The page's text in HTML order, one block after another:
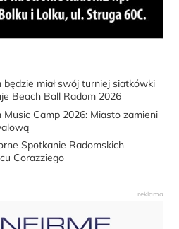
będzie miał swój turniej siatkówki
Beach Ball Radom 2026
Music Camp 2026: Miasto zamieni
Spotkanie Radomskich
Corazziego